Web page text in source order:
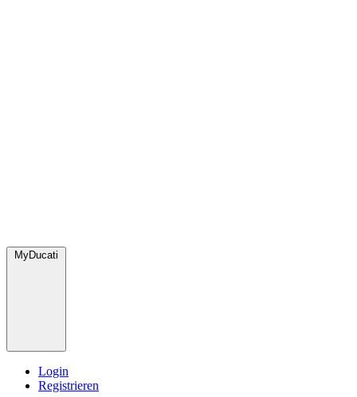
MyDucati
Login
Registrieren